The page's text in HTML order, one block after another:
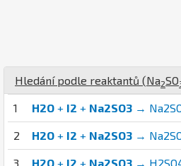
Hledání podle reaktantů (Na2SO
1 H2O + I2 + Na2SO3 →
2 H2O + I2 + Na2SO3 →
3 H2O + I2 + Na2SO3 →